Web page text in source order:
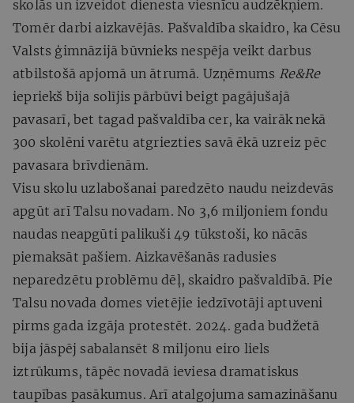
skolās un izveidot dienesta viesnīcu audzēkņiem.
Tomēr darbi aizkavējās. Pašvaldība skaidro, ka Cēsu
Valsts ģimnāzijā būvnieks nespēja veikt darbus
atbilstošā apjomā un ātrumā. Uzņēmums Re&Re
iepriekš bija solījis pārbūvi beigt pagājušajā
pavasarī, bet tagad pašvaldība cer, ka vairāk nekā
300 skolēni varētu atgriezties savā ēkā uzreiz pēc
pavasara brīvdienām.
Visu skolu uzlabošanai paredzēto naudu neizdevās
apgūt arī Talsu novadam. No 3,6 miljoniem fondu
naudas neapgūti palikuši 49 tūkstoši, ko nācās
piemaksāt pašiem. Aizkavēšanās radusies
neparedzētu problēmu dēļ, skaidro pašvaldībā. Pie
Talsu novada domes vietējie iedzīvotāji aptuveni
pirms gada izgāja protestēt. 2024. gada budžetā
bija jāspēj sabalansēt 8 miljonu eiro liels
iztrūkums, tāpēc novadā ieviesa dramatiskus
taupības pasākumus. Arī atalgojuma samazināšanu